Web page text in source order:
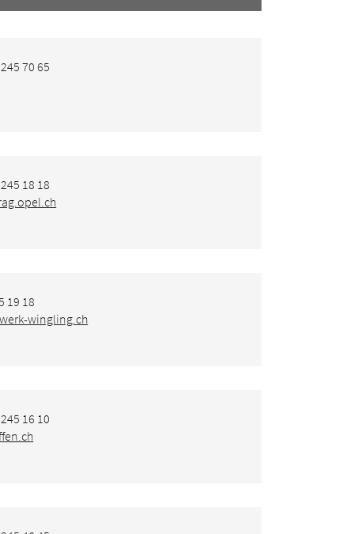
70 65
18 18
19 18
wingling.ch
16 10